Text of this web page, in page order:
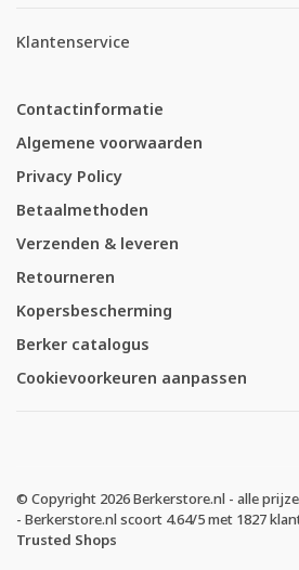
Klantenservice
Contactinformatie
Algemene voorwaarden
Privacy Policy
Betaalmethoden
Verzenden & leveren
Retourneren
Kopersbescherming
Berker catalogus
Cookievoorkeuren aanpassen
© Copyright 2026 Berkerstore.nl - alle
- Berkerstore.nl scoort 4.64/5met 1827
Trusted Shops